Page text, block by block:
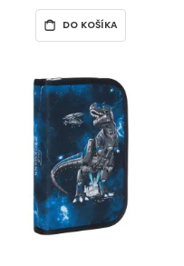
DO KOŠÍKA